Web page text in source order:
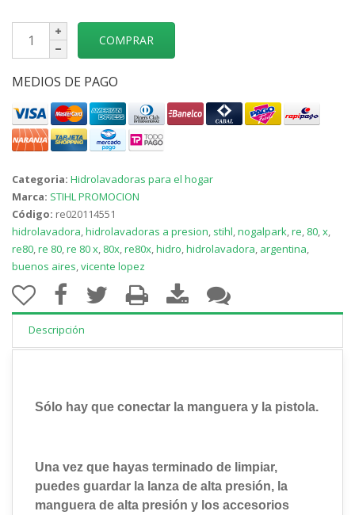
COMPRAR
MEDIOS DE PAGO
Categoria: Hidrolavadoras para el hogar
Marca: STIHL PROMOCION
Código: re020114551
hidrolavadora,hidrolavadoras a presion, stihl,nogalpark,re, 80,x,
re80,re 80,re 80 x, 80x,re80x,hidro,hidrolavadora, argentina,
buenos aires,vicente lopez
Descripción
Sólo hay que conectar la manguera y la pistola.
Una vez que hayas terminado de limpiar,
puedes guardar la lanza de alta presión, la
manguera de alta presión y los accesorios